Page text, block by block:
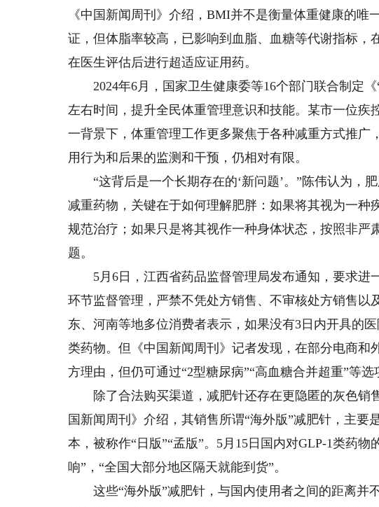
《中国新闻周刊》介绍，BMI并不是衡量体重健康的
证，但体脂率较高，已影响到血脂、血糖等代谢指标，
在医生评估后进行超适应证用药。
2024年6月，国家卫生健康委等16个部门联合制定《
左右时间，提升全民体重管理意识和技能。某市一位疾
一背景下，体重管理工作更多聚焦于各种减重方式推广
用行为和后果的监测和干预，仍相对有限。
“这背后是一个长期存在的‘新问题’。”陈伟认为，
减重药物，关键在于如何理解肥胖：如果将其视为一种
规范治疗；如果只是将其视作一种身体状态，按照非严
题。
5月6日，江西省药品监督管理局发布通知，要求进
环节监督管理，严禁不凭处方销售、不审核处方销售以
东、河南等地多位消费者表示，如果没有3日内开具的
类药物。但《中国新闻周刊》记者发现，在部分电商和
方理由，但仍可通过“2型糖尿病”“高血糖合并超重”等
除了合法购买渠道，减肥针还存在更隐匿的灰色销
国新闻周刊》介绍，其销售所谓“海外版”减肥针，主要
本，被称作“日版”“孟版”。5月15日国内对GLP-1类药
响”，“全国大部分地区隔天就能到货”。
这些“海外版”减肥针，与国内使用者之间的距离并